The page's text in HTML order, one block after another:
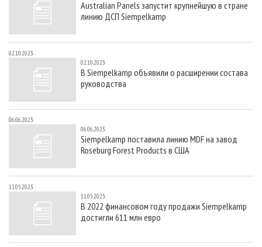
СУШКА ДРЕВЕСИНЫ
ПРОИЗВОДСТВО ДРЕВЕСНЫХ ПЛИТ
ДЕРЕВЯННОЕ ДОМОСТРОЕНИЕ
ПРОИЗВОДСТВО МЕБЕЛИ
БИОЭНЕРГЕТИКА
ЦБП
ИНСТРУМЕНТ И МАТЕРИАЛЫ
ПЕРСОНЫ
МОБИЛЬНЫЕ ВЫСТАВКИ
ПРИОРИТЕТНЫЕ ИНВЕСТПРОЕКТЫ
RUSSIAN FORESTRY REVIEW
ГАЗЕТА ЛЕСПРОМФОРУМ
БИБЛИОТЕКА СПЕЦИАЛИСТА
КОНТАКТЫ
РЕКЛАМА
Australian Panels запустит крупнейшую в стране
линию ДСП Siempelkamp
02.10.2023
02.10.2023
В Siempelkamp объявили о расширении состава
руководства
06.06.2023
06.06.2023
Siempelkamp поставила линию MDF на завод
Roseburg Forest Products в США
11.05.2023
11.05.2023
В 2022 финансовом году продажи Siempelkamp
достигли 611 млн евро